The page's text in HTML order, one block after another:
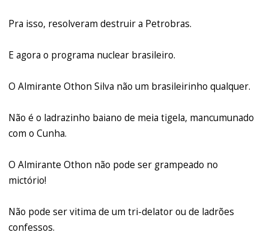
Pra isso, resolveram destruir a Petrobras.
E agora o programa nuclear brasileiro.
O Almirante Othon Silva não um brasileirinho qualquer.
Não é o ladrazinho baiano de meia tigela, mancumunado
com o Cunha.
O Almirante Othon não pode ser grampeado no
mictório!
Não pode ser vitima de um tri-delator ou de ladrões
confessos.